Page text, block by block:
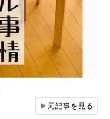
▶元記事を見る